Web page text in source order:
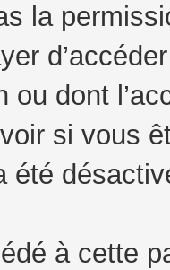
la
ou dont
si vous
été
à cette